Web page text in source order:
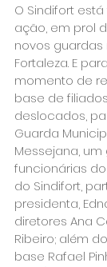
O Sindifort
ação, em prol
novos
Fortaleza. E
momento de
base de
deslocados,
Guarda
Messejana,
funcionárias
do Sindifort,
presidenta,
diretores Ana
Ribeiro; além
base Rafael